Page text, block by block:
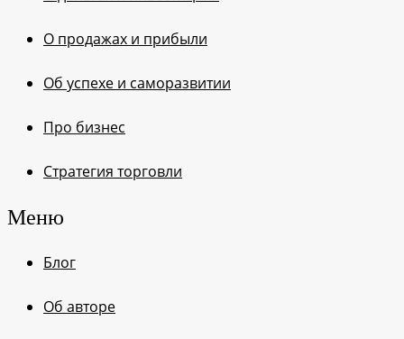
О продажах и прибыли
Об успехе и саморазвитии
Про бизнес
Стратегия торговли
Меню
Блог
Об авторе